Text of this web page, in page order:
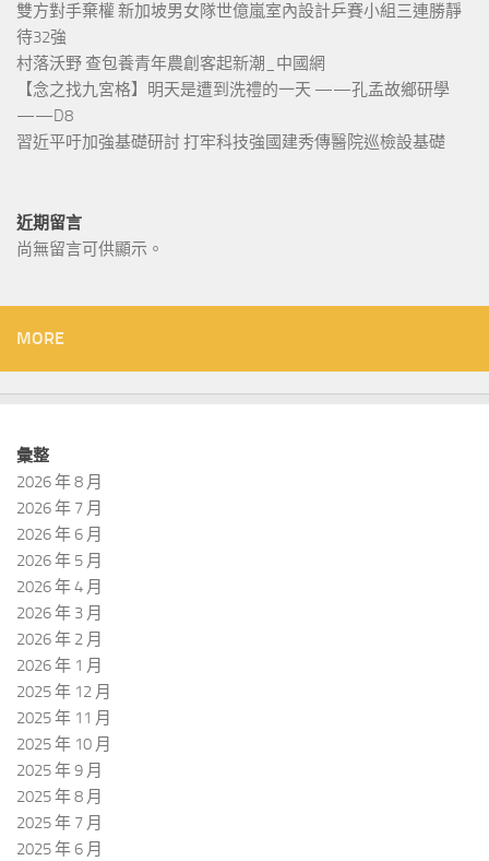
雙方對手棄權 新加坡男女隊世億嵐室內設計乒賽小組三連勝靜
待32強
村落沃野 查包養青年農創客起新潮_中國網
【念之找九宮格】明天是遭到洗禮的一天 ——孔孟故鄉研學
——D8
習近平吁加強基礎研討 打牢科技強國建秀傳醫院巡檢設基礎
近期留言
尚無留言可供顯示。
MORE
彙整
2026 年 8 月
2026 年 7 月
2026 年 6 月
2026 年 5 月
2026 年 4 月
2026 年 3 月
2026 年 2 月
2026 年 1 月
2025 年 12 月
2025 年 11 月
2025 年 10 月
2025 年 9 月
2025 年 8 月
2025 年 7 月
2025 年 6 月